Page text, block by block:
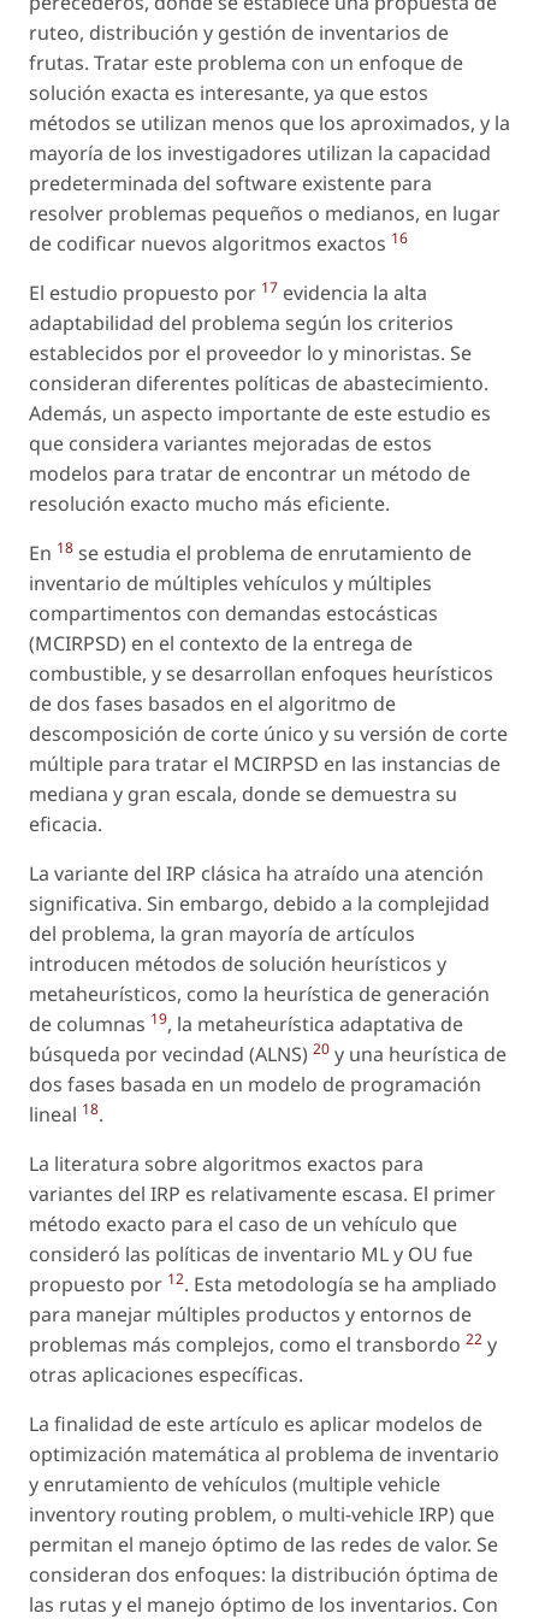
ruteo, distribución y gestión de inventarios de
frutas. Tratar este problema con un enfoque de
solución exacta es interesante, ya que estos
métodos se utilizan menos que los aproximados, y la
mayoría de los investigadores utilizan la capacidad
predeterminada del software existente para
resolver problemas pequeños o medianos, en lugar
de codificar nuevos algoritmos exactos 16
El estudio propuesto por 17 evidencia la alta
adaptabilidad del problema según los criterios
establecidos por el proveedor lo y minoristas. Se
consideran diferentes políticas de abastecimiento.
Además, un aspecto importante de este estudio es
que considera variantes mejoradas de estos
modelos para tratar de encontrar un método de
resolución exacto mucho más eficiente.
En 18 se estudia el problema de enrutamiento de
inventario de múltiples vehículos y múltiples
compartimentos con demandas estocásticas
(MCIRPSD) en el contexto de la entrega de
combustible, y se desarrollan enfoques heurísticos
de dos fases basados en el algoritmo de
descomposición de corte único y su versión de corte
múltiple para tratar el MCIRPSD en las instancias de
mediana y gran escala, donde se demuestra su
eficacia.
La variante del IRP clásica ha atraído una atención
significativa. Sin embargo, debido a la complejidad
del problema, la gran mayoría de artículos
introducen métodos de solución heurísticos y
metaheurísticos, como la heurística de generación
de columnas 19, la metaheurística adaptativa de
búsqueda por vecindad (ALNS) 20 y una heurística de
dos fases basada en un modelo de programación
lineal 18.
La literatura sobre algoritmos exactos para
variantes del IRP es relativamente escasa. El primer
método exacto para el caso de un vehículo que
consideró las políticas de inventario ML y OU fue
propuesto por 12. Esta metodología se ha ampliado
para manejar múltiples productos y entornos de
problemas más complejos, como el transbordo 22 y
otras aplicaciones específicas.
La finalidad de este artículo es aplicar modelos de
optimización matemática al problema de inventario
y enrutamiento de vehículos (multiple vehicle
inventory routing problem, o multi-vehicle IRP) que
permitan el manejo óptimo de las redes de valor. Se
consideran dos enfoques: la distribución óptima de
las rutas y el manejo óptimo de los inventarios. Con